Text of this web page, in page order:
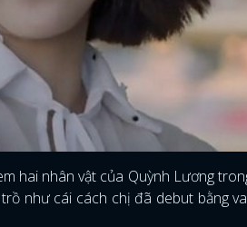
hai nhân vật của Quỳnh Lương
như cái cách chị đã debut bằng